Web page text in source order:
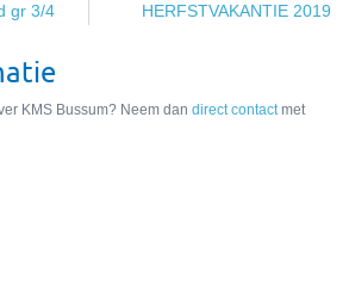
gr 3/4 HERFSTVAKANTIE 2019
KMS Bussum? Neem dan direct contactmet